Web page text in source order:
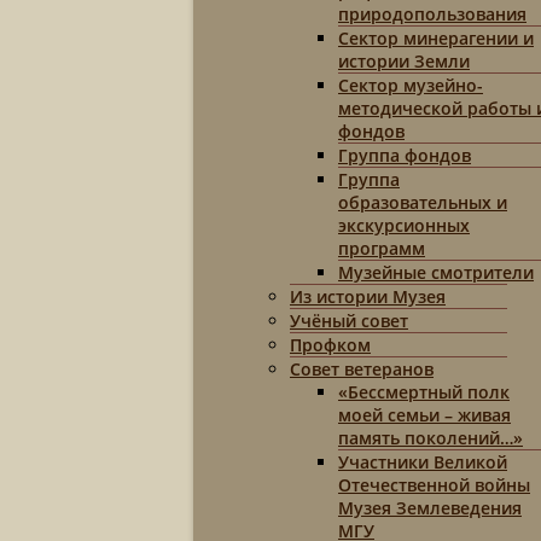
природопользования
Сектор минерагении и
истории Земли
Сектор музейно-
методической работы
фондов
Группа фондов
Группа
образовательных и
экскурсионных
программ
Музейные смотрители
Из истории Музея
Учёный совет
Профком
Совет ветеранов
«Бессмертный полк
моей семьи – живая
память поколений…»
Участники Великой
Отечественной войны
Музея Землеведения
МГУ